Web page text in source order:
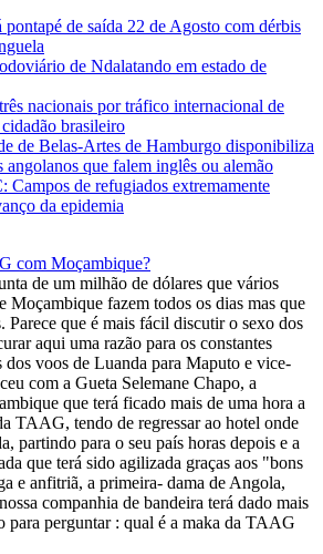
pontapé de saída 22 de Agosto com dérbis
de Ndalatando em estado de
nacionais por tráfico internacional de
brasileiro
de Belas-Artes de Hamburgo disponibiliza
angolanos que falem inglês ou alemão
Campos de refugiados extremamente
da epidemia
com Moçambique?
de um milhão de dólares que vários
Moçambique fazem todos os dias mas que
Parece que é mais fácil discutir o sexo dos
aqui uma razão para os constantes
dos voos de Luanda para Maputo e vice-
com a Gueta Selemane Chapo, a
que terá ficado mais de uma hora a
TAAG, tendo de regressar ao hotel onde
partindo para o seu país horas depois e a
que terá sido agilizada graças aos "bons
e anfitriã, a primeira- dama de Angola,
companhia de bandeira terá dado mais
para perguntar : qual é a maka da TAAG